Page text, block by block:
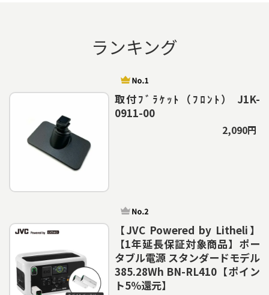
ランキング
取付ﾌﾞﾗｹｯﾄ（ﾌﾛﾝﾄ） J1K-
0911-00
2,090円
【JVC Powered by Litheli】
【1年延長保証対象商品】ポー
タブル電源 スタンダードモデル
385.28Wh BN-RL410【ポイン
ト5％還元】